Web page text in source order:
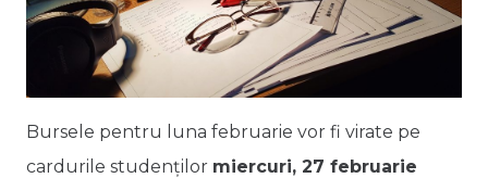
Bursele pentru luna februarie vor fi virate pe
cardurile studenților miercuri, 27 februarie